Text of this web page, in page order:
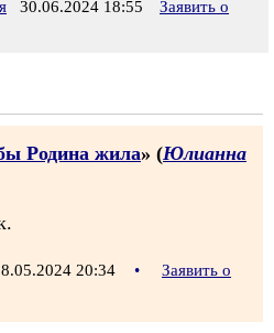
30.06.2024 18:55
Заявить о
Родина жила» (Юлианна
20:34 •
Заявить о